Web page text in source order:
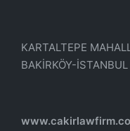
KARTALTEPE
BAKİRKÖY-İSTANBUL